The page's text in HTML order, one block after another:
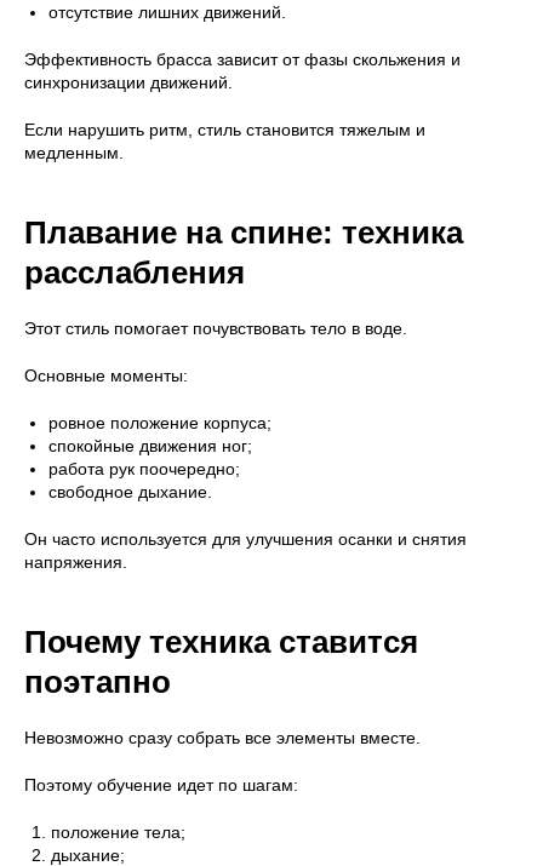
отсутствие лишних движений.
Эффективность брасса зависит от фазы скольжения и
синхронизации движений.
Если нарушить ритм, стиль становится тяжелым и
медленным.
Плавание на спине: техника
расслабления
Этот стиль помогает почувствовать тело в воде.
Основные моменты:
ровное положение корпуса;
спокойные движения ног;
работа рук поочередно;
свободное дыхание.
Он часто используется для улучшения осанки и снятия
напряжения.
Почему техника ставится
поэтапно
Невозможно сразу собрать все элементы вместе.
Поэтому обучение идет по шагам:
положение тела;
дыхание;